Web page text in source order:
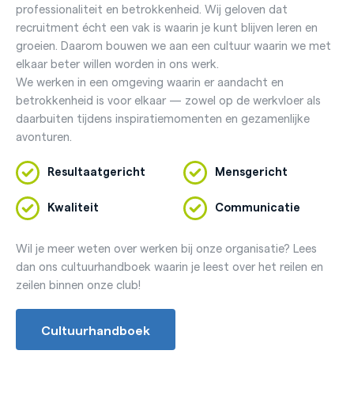
professionaliteit en betrokkenheid. Wij geloven dat
recruitment écht een vak is waarin je kunt blijven leren en
groeien. Daarom bouwen we aan een cultuur waarin we met
elkaar beter willen worden in ons werk.
We werken in een omgeving waarin er aandacht en
betrokkenheid is voor elkaar — zowel op de werkvloer als
daarbuiten tijdens inspiratiemomenten en gezamenlijke
avonturen.
Resultaatgericht Mensgericht
Kwaliteit Communicatie
Wil je meer weten over werken bij onze organisatie? Lees
dan ons cultuurhandboek waarin je leest over het reilen en
zeilen binnen onze club!
Cultuurhandboek